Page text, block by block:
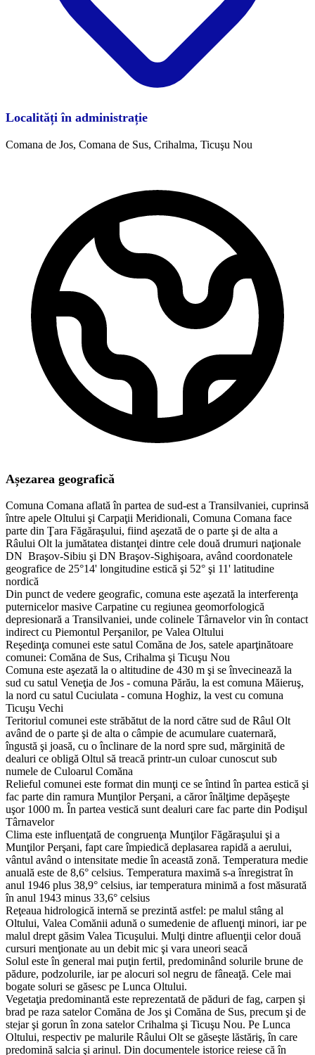
Localități în administrație
Comana de Jos, Comana de Sus, Crihalma, Ticuşu Nou
Așezarea geografică
Comuna Comana aflată în partea de sud-est a Transilvaniei, cuprinsă
între apele Oltului şi Carpaţii Meridionali, Comuna Comana face
parte din Ţara Făgăraşului, fiind aşezată de o parte şi de alta a
Râului Olt la jumătatea distanţei dintre cele două drumuri naţionale
DN Braşov-Sibiu şi DN Braşov-Sighişoara, având coordonatele
geografice de 25°14' longitudine estică şi 52° şi 11' latitudine
nordică
Din punct de vedere geografic, comuna este aşezată la interferenţa
puternicelor masive Carpatine cu regiunea geomorfologică
depresionară a Transilvaniei, unde colinele Târnavelor vin în contact
indirect cu Piemontul Perşanilor, pe Valea Oltului
Reşedinţa comunei este satul Comăna de Jos, satele aparţinătoare
comunei: Comăna de Sus, Crihalma şi Ticuşu Nou
Comuna este aşezată la o altitudine de 430 m şi se învecinează la
sud cu satul Veneţia de Jos - comuna Părău, la est comuna Măieruş,
la nord cu satul Cuciulata - comuna Hoghiz, la vest cu comuna
Ticuşu Vechi
Teritoriul comunei este străbătut de la nord către sud de Râul Olt
având de o parte şi de alta o câmpie de acumulare cuaternară,
îngustă şi joasă, cu o înclinare de la nord spre sud, mărginită de
dealuri ce obligă Oltul să treacă printr-un culoar cunoscut sub
numele de Culoarul Comăna
Relieful comunei este format din munţi ce se întind în partea estică şi
fac parte din ramura Munţilor Perşani, a căror înălţime depăşeşte
uşor 1000 m. În partea vestică sunt dealuri care fac parte din Podişul
Târnavelor
Clima este influenţată de congruenţa Munţilor Făgăraşului şi a
Munţilor Perşani, fapt care împiedică deplasarea rapidă a aerului,
vântul având o intensitate medie în această zonă. Temperatura medie
anuală este de 8,6° celsius. Temperatura maximă s-a înregistrat în
anul 1946 plus 38,9° celsius, iar temperatura minimă a fost măsurată
în anul 1943 minus 33,6° celsius
Reţeaua hidrologică internă se prezintă astfel: pe malul stâng al
Oltului, Valea Comănii adună o sumedenie de afluenţi minori, iar pe
malul drept găsim Valea Ticuşului. Mulţi dintre afluenţii celor două
cursuri menţionate au un debit mic şi vara uneori seacă
Solul este în general mai puţin fertil, predominând solurile brune de
pădure, podzolurile, iar pe alocuri sol negru de fâneaţă. Cele mai
bogate soluri se găsesc pe Lunca Oltului.
Vegetaţia predominantă este reprezentată de păduri de fag, carpen şi
brad pe raza satelor Comăna de Jos şi Comăna de Sus, precum şi de
stejar şi gorun în zona satelor Crihalma şi Ticuşu Nou. Pe Lunca
Oltului, respectiv pe malurile Râului Olt se găseşte lăstăriş, în care
predomină salcia şi arinul. Din documentele istorice reiese că în